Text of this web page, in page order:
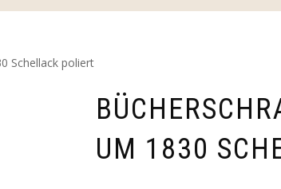
Schellack poliert
UM 1830